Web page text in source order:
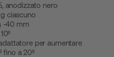
anodizzato nero
ciascuno
-40 mm
per aumentare
fino a 20º